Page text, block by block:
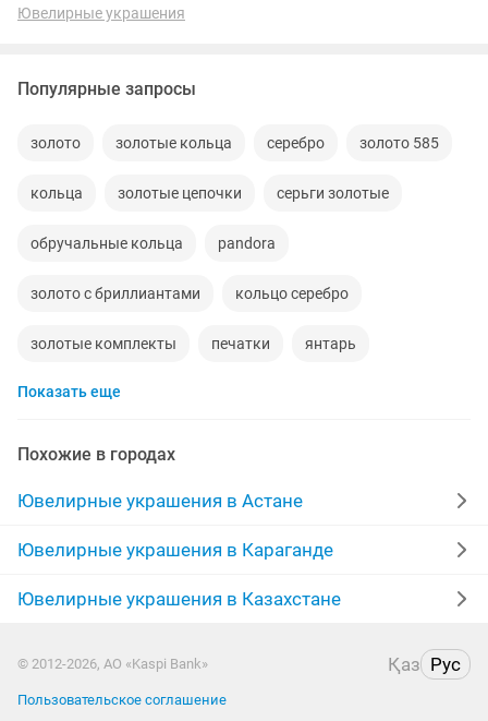
Ювелирные украшения
Популярные запросы
золото золотые кольца серебро золото 585
кольца золотые цепочки серьги золотые
обручальные кольца pandora
золото с бриллиантами кольцо серебро
золотые комплекты печатки янтарь
белое золото
серебряные цепочки изумруд
цепочки золото 750 мужские кольца
кольцо новое браслеты золотая цепь
кулоны золотые серебряные серьги
Показать еще
Похожие в городах
Ювелирные украшения в Астане
Ювелирные украшения в Караганде
Ювелирные украшения в Казахстане
© 2012-2026, АО «Kaspi Bank» Қаз Рус
Пользовательское соглашение